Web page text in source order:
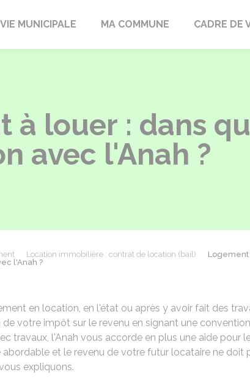
VIE MUNICIPALE MA COMMUNE CADRE DE
à louer : dans
avec l'Anah ?
Location immobilière : contrat de location (bail)
Logement
l'Anah ?
en location, en l'état ou après y avoir fait des
votre impôt sur le revenu en signant une
travaux, l'Anah vous accorde en plus une aide pour
et le revenu de votre futur locataire ne doit
expliquons.